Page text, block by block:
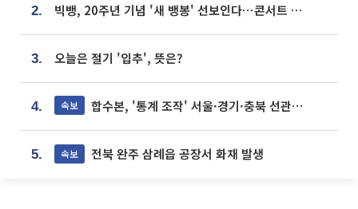
2. 빅뱅, 20주년 기념 '새 뱅봉' 선보인다⋯콘서트 앞두고 팝업 개최
3. 오늘은 절기 '입추', 뜻은?
4. 속보 합수본, '통계 조작' 서울·경기·충북 선관위 등 추가 압수수색
5. 속보 전북 완주 삼례읍 공장서 화재 발생